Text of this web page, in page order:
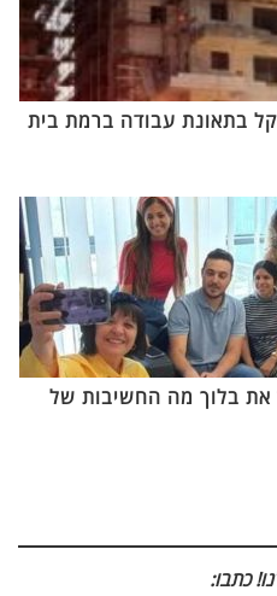
בתאונת עבודה ברמת בית
את בלוך מה החשיבות של
כתבו: